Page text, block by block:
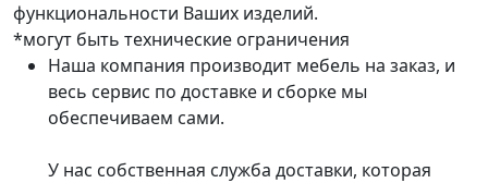
функциональности Ваших изделий.
*могут быть технические ограничения
Наша компания производит мебель на заказ, и
весь сервис по доставке и сборке мы
обеспечиваем сами.
У нас собственная служба доставки, которая